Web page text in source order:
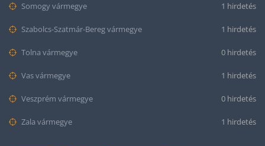
Somogy vármegye 1 hirdetés
Szabolcs-Szatmár-Bereg vármegye 1 hirdetés
Tolna vármegye 0 hirdetés
Vas vármegye 1 hirdetés
Veszprém vármegye 0 hirdetés
Zala vármegye 1 hirdetés